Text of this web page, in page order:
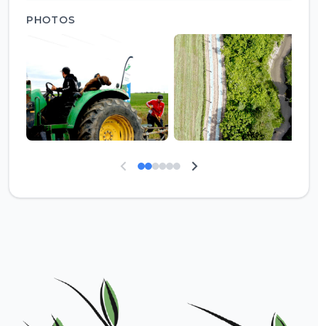
PHOTOS